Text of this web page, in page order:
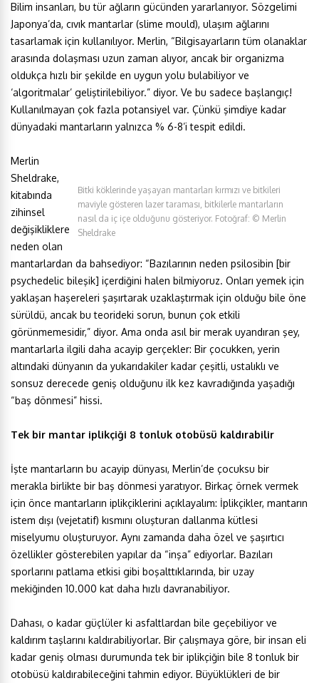
Bilim insanları, bu tür ağların gücünden yararlanıyor. Sözgelimi
Japonya’da, cıvık mantarlar (slime mould), ulaşım ağlarını
tasarlamak için kullanılıyor. Merlin, “Bilgisayarların tüm olanaklar
arasında dolaşması uzun zaman alıyor, ancak bir organizma
oldukça hızlı bir şekilde en uygun yolu bulabiliyor ve
‘algoritmalar’ geliştirilebiliyor.” diyor. Ve bu sadece başlangıç!
Kullanılmayan çok fazla potansiyel var. Çünkü şimdiye kadar
dünyadaki mantarların yalnızca % 6-8’i tespit edildi.
Bitki köklerinde yaşayan mantarları kırmızı ve bitkileri
maviyle gösteren lazer taraması, bitkilerle mantarların
nasıl da iç içe olduğunu gösteriyor. Fotoğraf: © Merlin
Sheldrake
Merlin
Sheldrake,
kitabında
zihinsel
değişikliklere
neden olan
mantarlardan da bahsediyor: “Bazılarının neden psilosibin [bir
psychedelic bileşik] içerdiğini halen bilmiyoruz. Onları yemek için
yaklaşan haşereleri şaşırtarak uzaklaştırmak için olduğu bile öne
sürüldü, ancak bu teorideki sorun, bunun çok etkili
görünmemesidir,” diyor. Ama onda asıl bir merak uyandıran şey,
mantarlarla ilgili daha acayip gerçekler: Bir çocukken, yerin
altındaki dünyanın da yukarıdakiler kadar çeşitli, ustalıklı ve
sonsuz derecede geniş olduğunu ilk kez kavradığında yaşadığı
“baş dönmesi” hissi.
Tek bir mantar iplikçiği 8 tonluk otobüsü kaldırabilir
İşte mantarların bu acayip dünyası, Merlin’de çocuksu bir
merakla birlikte bir baş dönmesi yaratıyor. Birkaç örnek vermek
için önce mantarların iplikçiklerini açıklayalım: İplikçikler, mantarın
istem dışı (vejetatif) kısmını oluşturan dallanma kütlesi
miselyumu oluşturuyor. Aynı zamanda daha özel ve şaşırtıcı
özellikler gösterebilen yapılar da “inşa” ediyorlar. Bazıları
sporlarını patlama etkisi gibi boşalttıklarında, bir uzay
mekiğinden 10.000 kat daha hızlı davranabiliyor.
Dahası, o kadar güçlüler ki asfaltlardan bile geçebiliyor ve
kaldırım taşlarını kaldırabiliyorlar. Bir çalışmaya göre, bir insan eli
kadar geniş olması durumunda tek bir iplikçiğin bile 8 tonluk bir
otobüsü kaldırabileceğini tahmin ediyor. Büyüklükleri de bir